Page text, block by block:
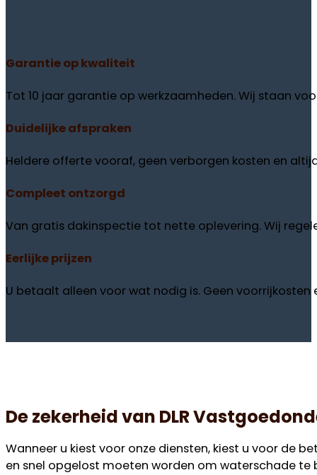
Garantieop kwaliteit
Tot 10 jaar garantie op werkzaamheden. Wij staan
Duidelijkeafspraken
Heldere offerte vooraf, geen verborgen kosten en
Compleet ontzorgd
Van gratis dakinspectie tot nette oplevering. Wij
Eerlijkeprijzen
U betaalt alleen voor wat nodig is. Geen
De zekerheid van DLR
Wanneer u kiest voor onze diensten, kiest u voor de
en snel opgelost moeten worden om waterschade te